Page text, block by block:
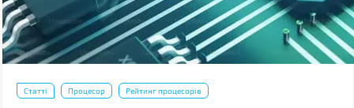
Статті Процесор Рейтинг процесорів